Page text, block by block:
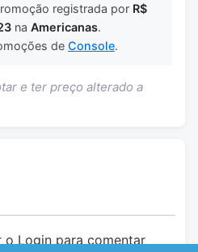
registrada por R$
na Americanas.
de Console.
e ter preço alterado a
o Login para comentar